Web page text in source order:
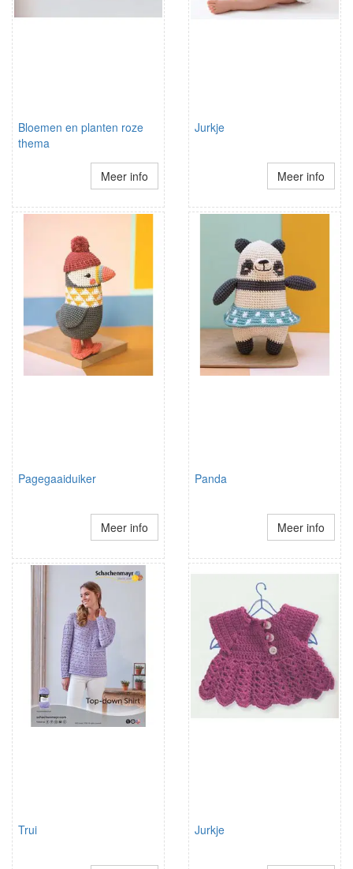
Bloemen en planten roze
thema
Meer info
Jurkje
Meer info
Pagegaaiduiker
Meer info
Panda
Meer info
Trui Jurkje